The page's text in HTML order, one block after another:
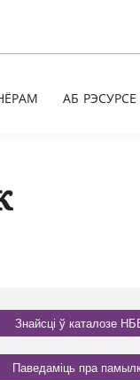
АБ РЭСУРСЕ
Знайсці ў каталозе
Паведаміць пра